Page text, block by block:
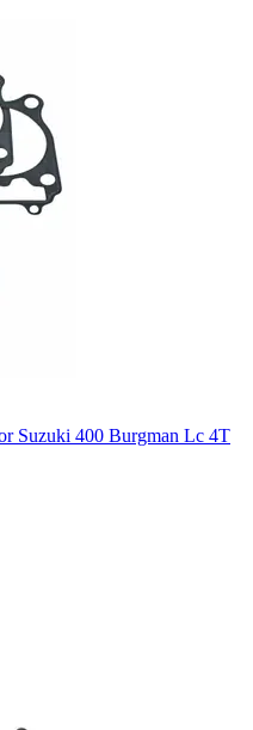
Suzuki 400 Burgman Lc 4T